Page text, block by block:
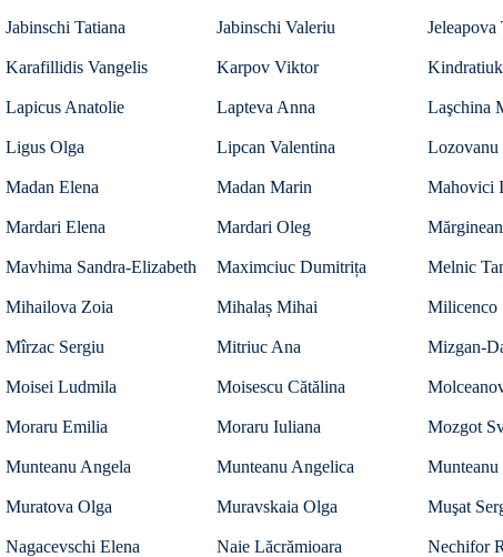
Jabinschi Tatiana Jabinschi Valeriu Jeleapova
Karafillidis Vangelis Karpov Viktor
Lapicus Anatolie Lapteva Anna Laşchina
Ligus Olga Lipcan Valentina
Madan Elena Madan Marin Mahovici
Mardari Elena Mardari Oleg
Mavhima Sandra-Elizabeth Maximciuc Dumitrița Melnic
Mihailova Zoia Mihalaș Mihai Milicenco
Mîrzac Sergiu Mitriuc Ana Mizgan-
Moisei Ludmila Moisescu Cătălina
Moraru Emilia Moraru Iuliana Mozgot
Munteanu Angela Munteanu Angelica Munteanu
Muratova Olga Muravskaia Olga Muşat
Nagacevschi Elena Naie Lăcrămioara Nechifor